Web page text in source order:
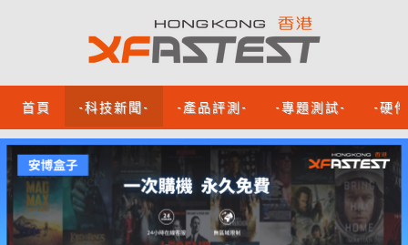
首頁 -科技新聞- -產品評測- -專題測試- -硬